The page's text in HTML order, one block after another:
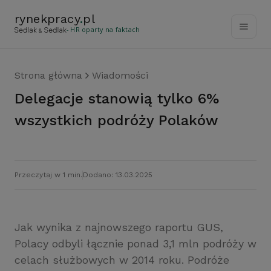
rynekpracy.pl
- HR oparty na faktach
Strona główna Wiadomości
Delegacje stanowią tylko 6%
wszystkich podróży Polaków
Przeczytaj w 1 min. Dodano: 13.03.2025
Jak wynika z najnowszego raportu GUS,
Polacy odbyli łącznie ponad 3,1 mln podróży w
celach służbowych w 2014 roku. Podróże